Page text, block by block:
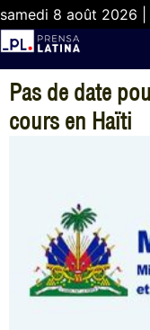
samedi 8 août 2026 |
Pas de date
cours en Haïti